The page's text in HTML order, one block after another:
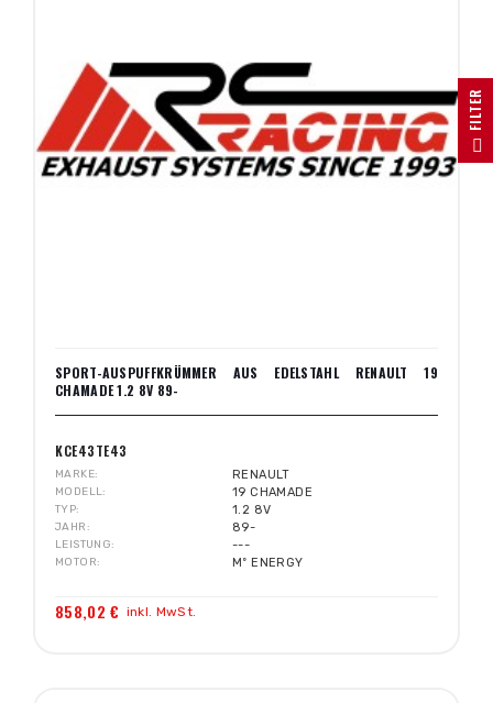
SPORT-AUSPUFFKRÜMMER AUS EDELSTAHL RENAULT 19
CHAMADE 1.2 8V 89-
KCE43TE43
MARKE RENAULT
MODELL 19 CHAMADE
TYP 1.2 8V
JAHR 89-
LEISTUNG ---
MOTOR Mº ENERGY
858,02 € inkl. MwSt.
R